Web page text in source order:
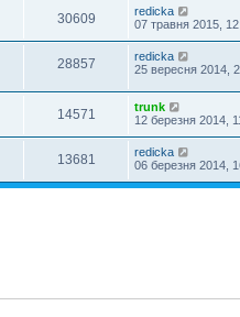
30609
redicka
07 травня 2015,
28857
redicka
25 вересня 2014,
14571
trunk
12 березня 2014,
13681
redicka
06 березня 2014,